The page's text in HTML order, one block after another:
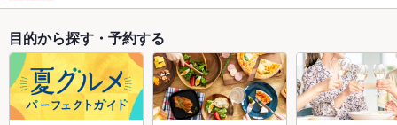
目的から探す・予約する